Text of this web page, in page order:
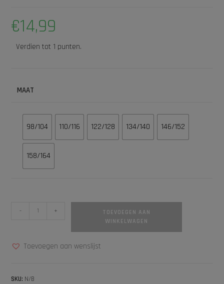
€14,99
Verdien tot 1 punten.
MAAT
98/104 110/116 122/128 134/140 146/152
158/164
- +
TOEVOEGEN AAN
WINKELWAGEN
Toevoegen aan wenslijst
SKU: N/B